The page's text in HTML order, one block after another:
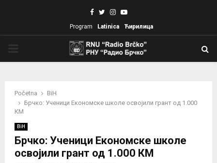
Facebook
TwitterInstagram
Youtube
Program Latinica Ћирилица
Početna
BiH
Брчко: Ученици Економске школе освојили грант од 1.000
КМ
BiH
Брчко: Ученици Економске школе
освојили грант од 1.000 КМ